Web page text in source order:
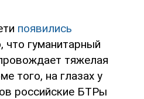
появились
что гуманитарный
тяжелая
того, на глазах у
российские БТРы